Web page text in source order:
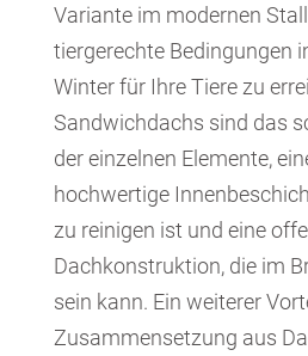
Variante im modernen
tiergerechte Bedingungen
Winter für Ihre Tiere zu
Sandwichdachs sind das
der einzelnen Elemente,
hochwertige
zu reinigen ist und eine
Dachkonstruktion, die im
sein kann. Ein weiterer
Zusammensetzung aus